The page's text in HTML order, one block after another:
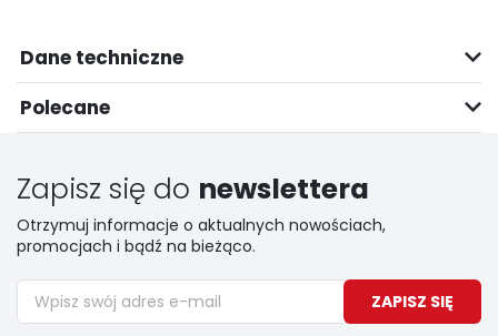
Dane techniczne
Polecane
Zapisz się do newslettera
Otrzymuj informacje o aktualnych nowościach,
promocjach i bądź na bieżąco.
ZAPISZ SIĘ